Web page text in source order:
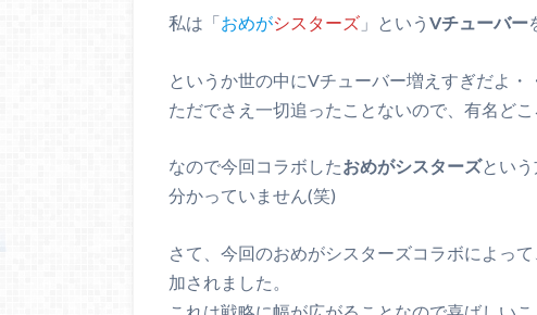
私は「おめがシスターズ 」という Vチューバー
というか世の中にVチューバー増えすぎだよ・
ただでさえ一切追ったことないので、有名どこ
なので今回コラボしたおめがシスターズとい
分かっていません(笑)
さて、今回のおめがシスターズコラボによっ
加されました。